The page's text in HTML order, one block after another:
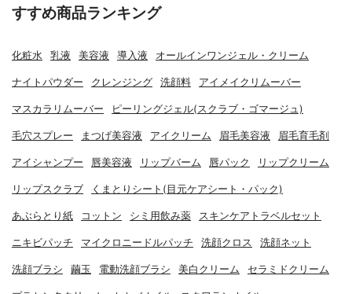
すすめ商品ランキング
化粧水 乳液 美容液 導入液 オールインワンジェル・クリーム
ナイトパウダー クレンジング 洗顔料 アイメイクリムーバー
マスカラリムーバー ピーリングジェル(スクラブ・ゴマージュ)
毛穴スプレー まつげ美容液 アイクリーム 眉毛美容液 眉毛育毛剤
アイシャンプー 唇美容液 リップバーム 唇パック リップクリーム
リップスクラブ くまとりシート(目元ケアシート・パック)
あぶらとり紙 コットン シミ用飲み薬 スキンケアトラベルセット
ニキビパッチ マイクロニードルパッチ 洗顔クロス 洗顔ネット
洗顔ブラシ 繭玉 電動洗顔ブラシ 美白クリーム セラミドクリーム